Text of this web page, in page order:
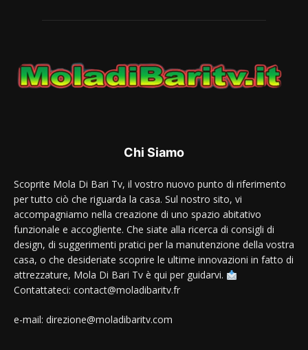
Chi Siamo
Scoprite Mola Di Bari Tv, il vostro nuovo punto di riferimento
per tutto ciò che riguarda la casa. Sul nostro sito, vi
accompagniamo nella creazione di uno spazio abitativo
funzionale e accogliente. Che siate alla ricerca di consigli di
design, di suggerimenti pratici per la manutenzione della vostra
casa, o che desideriate scoprire le ultime innovazioni in fatto di
attrezzature, Mola Di Bari Tv è qui per guidarvi.
Contattateci: contact@moladibaritv.fr
e-mail: direzione@moladibaritv.com